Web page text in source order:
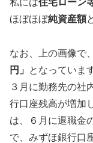
ほぼほぼ純資産額
なお、上の画像で
円」
となっていま
３月に勤務先の社
行口座残高が増加
は、６月に退職金
で、みずほ銀行口